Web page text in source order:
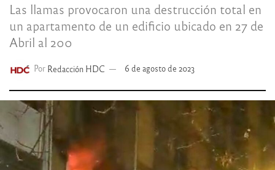
Las llamas provocaron una destrucción total en
un apartamento de un edificio ubicado en 27 de
Abril al 200
Por Redacción HDC 6 de agosto de 2023